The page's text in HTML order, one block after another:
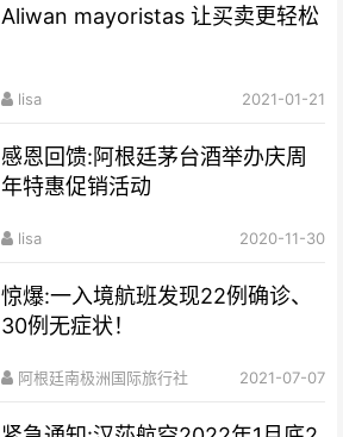
Aliwan mayoristas 让买卖更轻松
lisa 2021-01-21
感恩回馈:阿根廷茅台酒举办庆周
年特惠促销活动
lisa 2020-11-30
惊爆:一入境航班发现22例确诊、
30例无症状！
阿根廷南极洲国际旅行社 2021-07-07